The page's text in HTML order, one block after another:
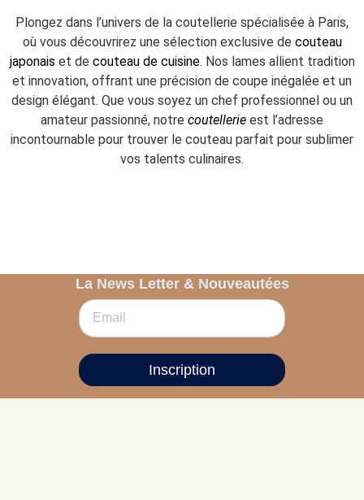
Plongez dans l’univers de la coutellerie spécialisée à Paris,
où vous découvrirez une sélection exclusive de couteau
japonais et de couteau de cuisine. Nos lames allient tradition
et innovation, offrant une précision de coupe inégalée et un
design élégant. Que vous soyez un chef professionnel ou un
amateur passionné, notre coutellerie est l’adresse
incontournable pour trouver le couteau parfait pour sublimer
vos talents culinaires.
La News Letter & Nouveautées
Inscription